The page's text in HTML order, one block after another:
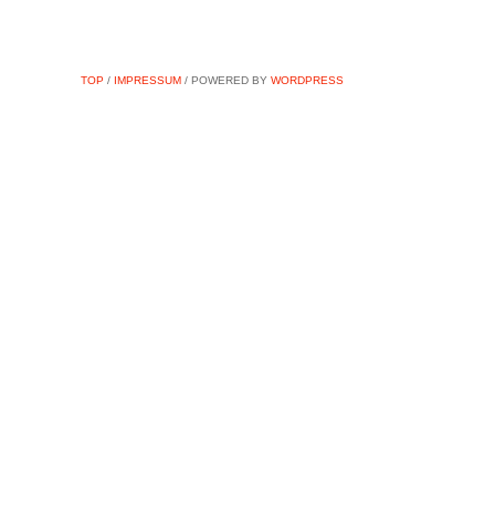
TOP / IMPRESSUM / POWERED BY WORDPRESS